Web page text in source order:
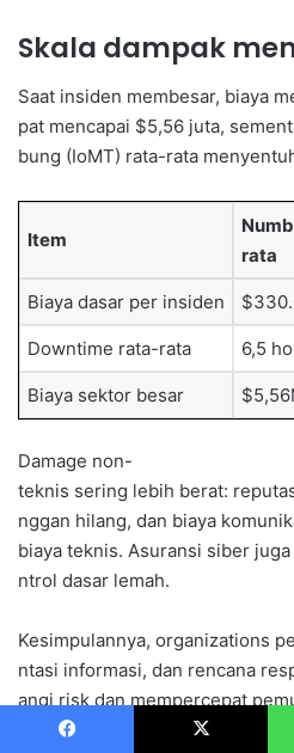
Skala dampak
Saat insiden membesar, biaya
pat mencapai $5,56 juta,
bung (IoMT) rata-rata
Item
rata
Biaya dasar per insiden
Downtime rata-rata 6,5
Biaya sektor besar
Damage non-
teknis sering lebih berat:
nggan hilang, dan biaya
biaya teknis. Asuransi siber
ntrol dasar lemah.
Kesimpulannya, organizations
ntasi informasi, dan rencana
angi risk dan mempercepat